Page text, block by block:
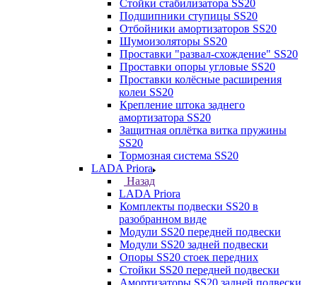
Стойки стабилизатора SS20
Подшипники ступицы SS20
Отбойники амортизаторов SS20
Шумоизоляторы SS20
Проставки "развал-схождение" SS20
Проставки опоры угловые SS20
Проставки колёсные расширения
колеи SS20
Крепление штока заднего
амортизатора SS20
Защитная оплётка витка пружины
SS20
Тормозная система SS20
LADA Priora
Назад
LADA Priora
Комплекты подвески SS20 в
разобранном виде
Модули SS20 передней подвески
Модули SS20 задней подвески
Опоры SS20 стоек передних
Стойки SS20 передней подвески
Амортизаторы SS20 задней подвески